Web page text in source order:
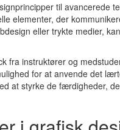
til avancerede
elementer, der
eller trykte medier,
fra instruktører og
for at anvende det
at styrke de færdigheder,